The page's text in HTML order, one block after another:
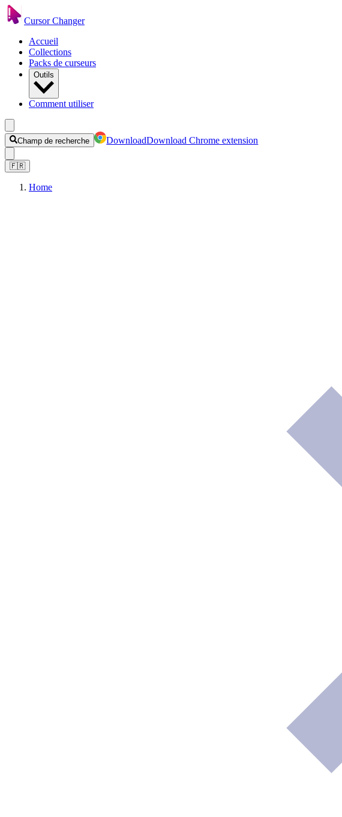
Cursor Changer
Accueil
Collections
Packs de curseurs
Outils
Comment utiliser
Champ de recherche DownloadDownload Chrome extension
🇫🇷
Home